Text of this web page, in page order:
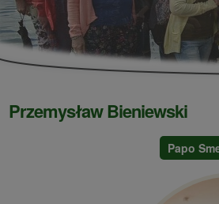
Przemysław Bieniewski
Papo